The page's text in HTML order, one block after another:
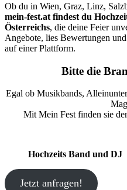
Ob du in Wien, Graz, Linz,
mein-fest.at findest du
Österreichs, die deine Feier
Angebote, lies Bewertungen
auf einer Plattform.
Bitte die
Egal ob Musikbands,
Mit Mein Fest finden sie
Hochzeits Band und DJ
Jetzt anfragen!